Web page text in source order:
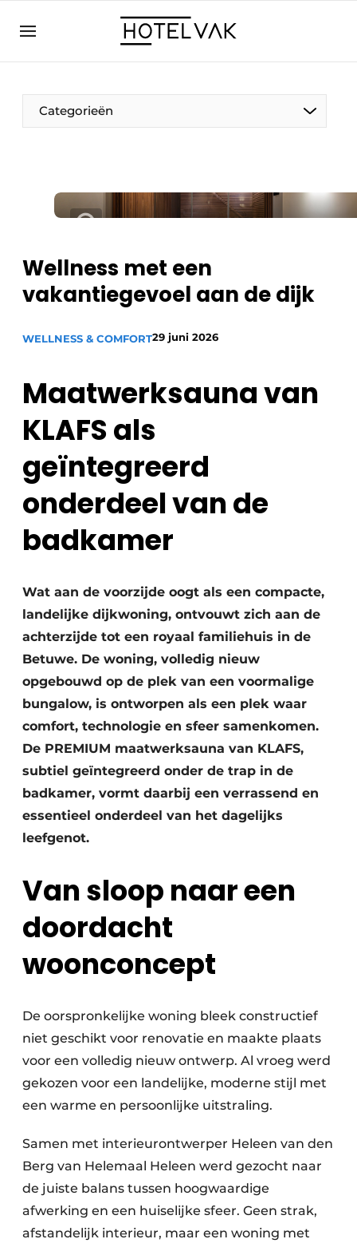
EN
BE
EN
FR
Categorieën
Hoteltech
Personeel & Opleiding
Wellness & Comfort
Wellness met een
vakantiegevoel aan de dijk
WELLNESS & COMFORT29 juni 2026
Maatwerksauna van
KLAFS als
geïntegreerd
onderdeel van de
badkamer
Wat aan de voorzijde oogt als een compacte,
landelijke dijkwoning, ontvouwt zich aan de
achterzijde tot een royaal familiehuis in de
Betuwe. De woning, volledig nieuw
opgebouwd op de plek van een voormalige
bungalow, is ontworpen als een plek waar
comfort, technologie en sfeer samenkomen.
De PREMIUM maatwerksauna van KLAFS,
subtiel geïntegreerd onder de trap in de
badkamer, vormt daarbij een verrassend en
essentieel onderdeel van het dagelijks
leefgenot.
Van sloop naar een
doordacht
woonconcept
De oorspronkelijke woning bleek constructief
niet geschikt voor renovatie en maakte plaats
voor een volledig nieuw ontwerp. Al vroeg werd
gekozen voor een landelijke, moderne stijl met
een warme en persoonlijke uitstraling.
Samen met interieurontwerper Heleen van den
Berg van Helemaal Heleen werd gezocht naar
de juiste balans tussen hoogwaardige
afwerking en een huiselijke sfeer. Geen strak,
afstandelijk interieur, maar een woning met